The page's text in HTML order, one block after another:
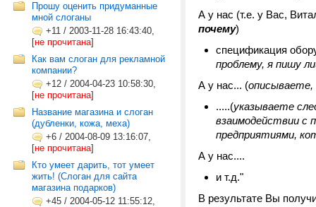
Прошу оценить придуманные
мной слоганы
+11 / 2003-11-28 16:43:40,
[не прочитана]
Как вам слоган для рекламной
компании?
+12 / 2004-04-23 10:58:30,
[не прочитана]
Название магазина и слоган
(дубленки, кожа, меха)
+6 / 2004-08-09 13:16:07,
[не прочитана]
Кто умеет дарить, тот умеет
жить! (Слоган для сайта
магазина подарков)
+45 / 2004-05-12 11:55:12,
А у нас (т.е. у Вас,
почему)
спецификация
проблему, я пишу
А у нас... (описываете,
.....(указываете
взаимодействии с
предприятиями,
А у нас....
и т.д."
В результате Вы